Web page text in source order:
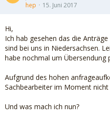
hep 15. Juni 2017
Hi,
Ich hab gesehen das die
sind bei uns in Niedersachsen.
habe nochmal um Übersendung
Aufgrund des hohen
Sachbearbeiter im Moment nicht
Und was mach ich nun?